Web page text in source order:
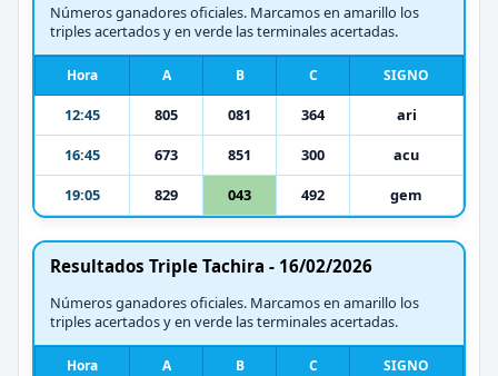
Números ganadores oficiales. Marcamos en amarillo los
triples acertados y en verde las terminales acertadas.
Hora A B C SIGNO
12:45 805 081 364
ari
16:45
673 851 300
acu
19:05
829 043 492 gem
Resultados Triple Tachira - 16/02/2026
Números ganadores oficiales. Marcamos en amarillo los
triples acertados y en verde las terminales acertadas.
Hora A B C SIGNO